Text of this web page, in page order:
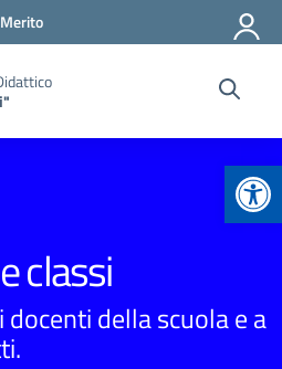
classi
della scuola e a